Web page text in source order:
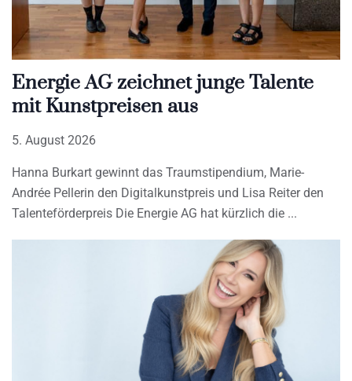
Energie AG zeichnet junge Talente
mit Kunstpreisen aus
5. August 2026
Hanna Burkart gewinnt das Traumstipendium, Marie-
Andrée Pellerin den Digitalkunstpreis und Lisa Reiter den
Talenteförderpreis Die Energie AG hat kürzlich die